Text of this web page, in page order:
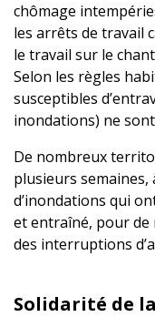
chômage
les arrêts de travail
le travail sur le
Selon les règles
susceptibles
inondations) ne
De nombreux
plusieurs semaines,
d’inondations qui
et entraîné, pour de
des interruptions
Solidarité de